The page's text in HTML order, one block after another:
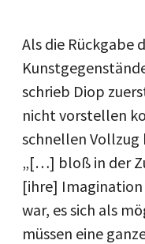
Als die Rückgabe
schrieb Diop
nicht vorstellen
schnellen Vollzug
„[…] bloß in der
[ihre]
war, es sich als
müssen eine